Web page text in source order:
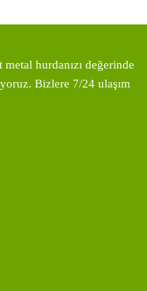
hurdanızı değerinde
Bizlere 7/24 ulaşım